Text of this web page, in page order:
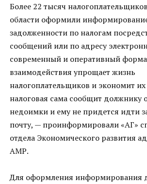
Более 22 тысяч
области оформили
задолженности по налогам
сообщений или по адресу
современный и оперативный
взаимодействия упрощает жизнь
налогоплательщиков и экономит
налоговая сама сообщит должнику
недоимки и ему не придется идти
почту, — проинформировали «АГ»
отдела Экономического развития
АМР.
Для оформления информирования